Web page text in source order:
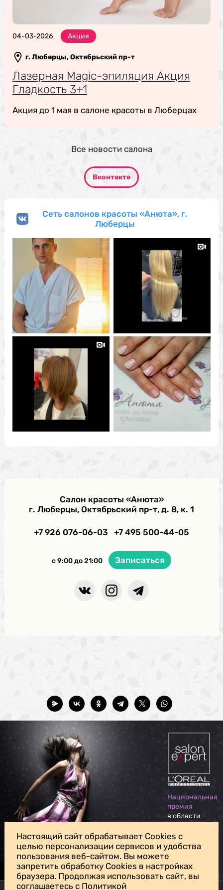
04-03-2026 Акция
г. Люберцы, Октябрьский пр-т
Лазерная Magic-эпиляция Акция
Гладкость 3+1
Акция до 1 мая в салоне красоты в Люберцах
Все новости салона
Вконтакте
Сеть салонов красоты «Анюта», г.
Люберцы
Салон красоты «Анюта»
г. Люберцы, Октябрьский пр-т, д. 8, к. 1
+7 926 076-06-03 +7 495 500-44-05
с 9:00 до 21:00 Записаться
Для личных вопросов, жалоб и предложений обращайтесь на
нашу почту доверия
Национальная
премия
в области
красоты
Настоящий сайт обрабатывает Cookies с
целью персонализации сервисов и удобства
пользования веб-сайтом. Вы можете
запретить обработку Cookies в настройках
браузера. Продолжая использовать сайт, вы
соглашаетесь с Политикой